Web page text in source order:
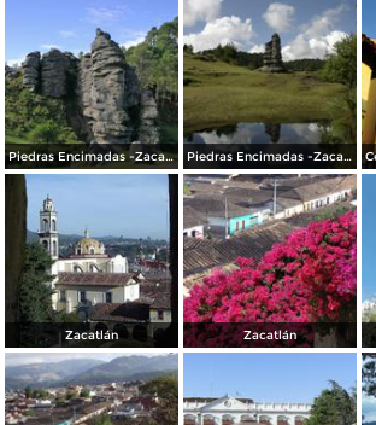
Piedras Encimadas -Zacatlán Piedras Encimadas -Zacatlán
Zacatlán Zacatlán